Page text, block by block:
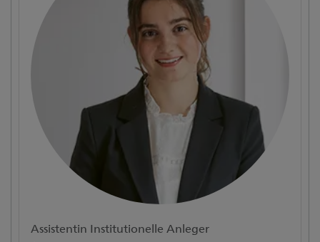
Assistentin Institutionelle Anleger